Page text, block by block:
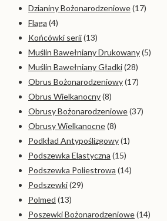
Dzianiny Bożonarodzeniowe(17)
Flaga (4)
Końcówki serii(13)
Muślin Bawełniany Drukowany(5)
Muślin Bawełniany Gładki(28)
Obrus Bożonarodzeniowy(17)
Obrus Wielkanocny(8)
Obrusy Bożonarodzeniowe(37)
Obrusy Wielkanocne(8)
Podkład Antypoślizgowy(1)
Podszewka Elastyczna (15)
Podszewka Poliestrowa (14)
Podszewki(29)
Polmed (13)
Poszewki Bożonarodzeniowe(14)